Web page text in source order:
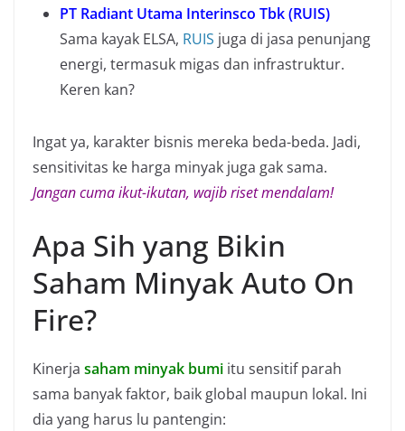
PT Radiant Utama Interinsco Tbk (RUIS)
Sama kayak ELSA, RUIS juga di jasa penunjang
energi, termasuk migas dan infrastruktur.
Keren kan?
Ingat ya, karakter bisnis mereka beda-beda. Jadi,
sensitivitas ke harga minyak juga gak sama.
Jangan cuma ikut-ikutan, wajib riset mendalam!
Apa Sih yang Bikin
Saham Minyak Auto On
Fire?
Kinerja saham minyak bumi itu sensitif parah
sama banyak faktor, baik global maupun lokal. Ini
dia yang harus lu pantengin: